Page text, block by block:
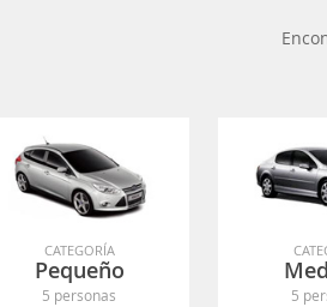
CATEGORÍA
Pequeño
5 personas 5